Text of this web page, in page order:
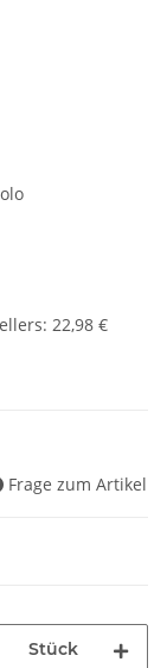
: 22,98 €
Frage zum Artikel
Stück